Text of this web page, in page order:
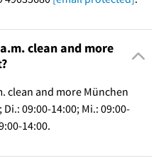
clean and more
clean and more München
09:00-14:00; Mi.: 09:00-
14:00.